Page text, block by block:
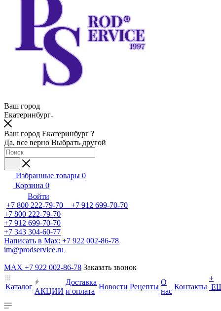
Ваш город
Екатеринбург
Ваш город Екатеринбург ?
Да, все верно Выбрать другой
Избранные товары 0
Корзина 0
Войти
+7 800 222-79-70 +7 912 699-70-70
+7 800 222-79-70
+7 912 699-70-70
+7 343 304-60-77
Написать в Max: +7 922 002-86-78
im@prodservice.ru
MAX +7 922 002-86-78 Заказать звонок
Каталог
АКЦИИ
Доставка
и оплата
Новости Рецепты
О
нас
Контакты
+